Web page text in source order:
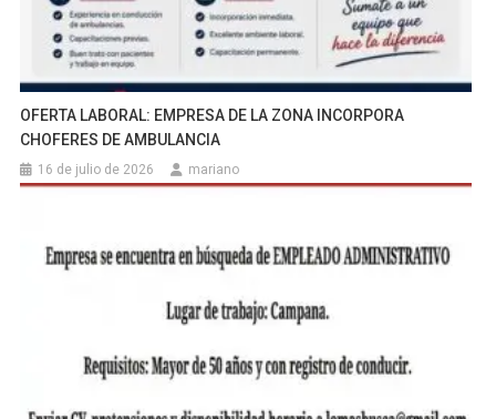
OFERTA LABORAL: EMPRESA DE LA ZONA INCORPORA
CHOFERES DE AMBULANCIA
16 de julio de 2026 mariano